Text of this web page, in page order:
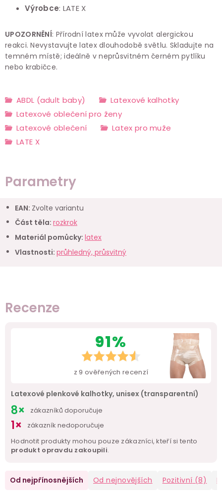
Výrobce: LATE X
UPOZORNĚNÍ: Přírodní latex může vyvolat alergickou
reakci. Nevystavujte latex dlouhodobě světlu. Skladujte na
temném místě; ideálně v neprůsvitném černém pytlíku
nebo krabičce.
ABDL (adult baby)
Latexové kalhotky
Latexové oblečení pro ženy
Latexové oblečení
Latex pro muže
LATE X
Parametry
EAN: Zvolte variantu
Část těla: rozkrok
Materiál pomůcky: latex
Vlastnosti: průhledný, průsvitný
Recenze
91%
z 9 ověřených recenzí
Latexové plenkové kalhotky, unisex (transparentní)
8× zákazníků doporučuje
1×
zákazník nedoporučuje
Hodnotit produkty mohou pouze zákazníci, kteří si tento
produkt opravdu zakoupili.
Od nejpřínosnějších Od nejnovějších Pozitivní (8)